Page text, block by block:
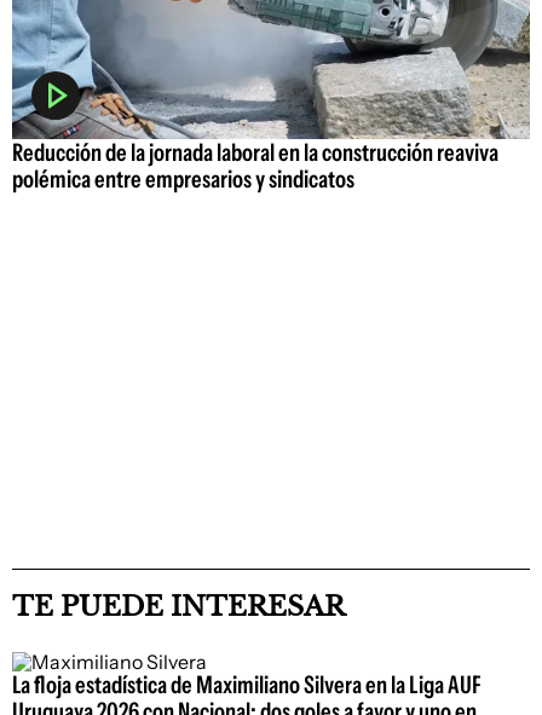
Reducción de la jornada laboral en la construcción reaviva
polémica entre empresarios y sindicatos
TE PUEDE INTERESAR
La floja estadística de Maximiliano Silvera en la Liga AUF